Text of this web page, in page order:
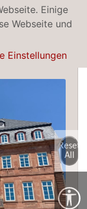
Einige
Webseite und
Einstellungen
Reset
All